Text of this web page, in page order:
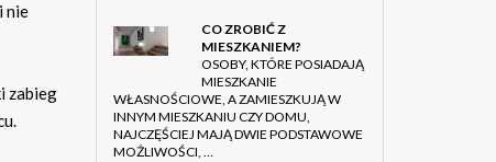
nie
zabieg
CO ZROBIĆ Z
MIESZKANIEM?
OSOBY, KTÓRE POSIADAJĄ
MIESZKANIE
WŁASNOŚCIOWE, A ZAMIESZKUJĄ W
INNYM MIESZKANIU CZY DOMU,
NAJCZĘŚCIEJ MAJĄ DWIE PODSTAWOWE
MOŻLIWOŚCI, …